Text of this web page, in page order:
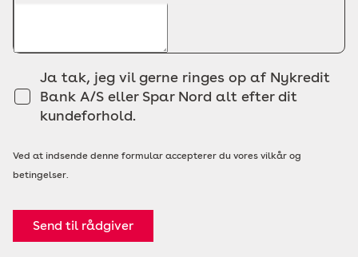
Ja tak, jeg vil gerne ringes op af Nykredit
Bank A/S eller Spar Nord alt efter dit
kundeforhold.
Ved at indsende denne formular accepterer du vores vilkår og
betingelser.
Send til rådgiver